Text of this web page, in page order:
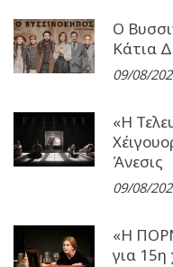
Ο
Κάτια
09/08/
«Η
Άνεσις
09/08/
«Η
για